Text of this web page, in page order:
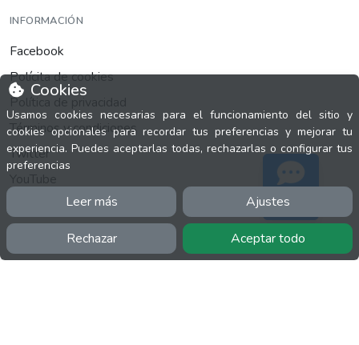
Cookies
Usamos cookies necesarias para el funcionamiento del sitio y
cookies opcionales para recordar tus preferencias y mejorar tu
experiencia. Puedes aceptarlas todas, rechazarlas o configurar tus
preferencias
Leer más Ajustes
Rechazar Aceptar todo
INFORMACIÓN
Facebook
Polícita de cookies
Política de privacidad
Términos y condiciones
Twitter
Soporte